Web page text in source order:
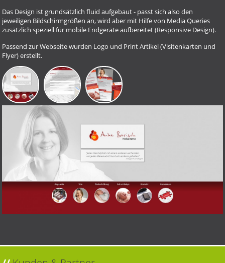
Das Design ist grundsätzlich fluid aufgebaut - passt sich also den
jeweiligen Bildschirmgrößen an, wird aber mit Hilfe von Media Queries
zusätzlich speziell für mobile Endgeräte aufbereitet (Responsive Design).
Passend zur Webseite wurden Logo und Print Artikel (Visitenkarten und
Flyer) erstellt.